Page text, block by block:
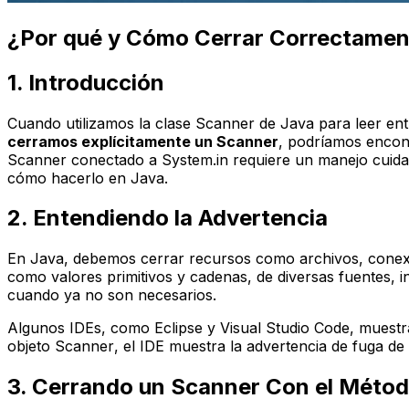
¿Por qué y Cómo Cerrar
1. Introducción
Cuando utilizamos la clase Scanner de Java para leer
cerramos explícitamente un Scanner, podríamos
Scanner conectado a System.in requiere un manejo
cómo hacerlo en Java.
2. Entendiendo la Advertencia
En Java, debemos cerrar recursos como archivos,
como valores primitivos y cadenas, de diversas fuentes,
cuando ya no son necesarios.
Algunos IDEs, como Eclipse y Visual Studio Code,
objeto Scanner, el IDE muestra la advertencia de fuga
3. Cerrando un Scanner Con el